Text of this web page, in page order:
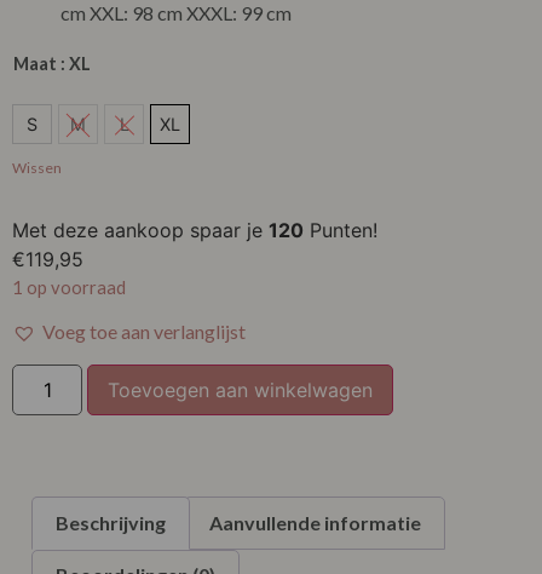
cm XXL: 98 cm XXXL: 99 cm
Maat : XL
S
M
XL
S M L XL
Wissen
Met deze aankoop spaar je 120 Punten!
€119,95
1 op voorraad
Voeg toe aan verlanglijst
Toevoegen aan winkelwagen
Beschrijving Aanvullende informatie